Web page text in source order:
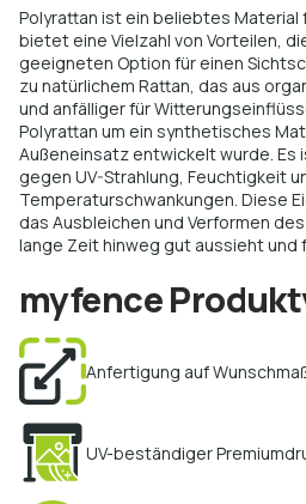
Polyrattan ist ein beliebtes Material
bietet eine Vielzahl von Vorteilen,
geeigneten Option für einen
zu natürlichem Rattan, das aus
und anfälliger für
Polyrattan um ein synthetisches
Außeneinsatz entwickelt wurde.
gegen UV-Strahlung, Feuchtigkeit
Temperaturschwankungen. Diese
das Ausbleichen und Verformen
lange Zeit hinweg gut aussieht und
myfence
Anfertigung auf
UV-beständiger